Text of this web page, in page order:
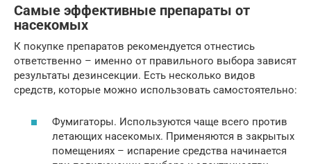
Самые эффективные препараты от
насекомых
К покупке препаратов рекомендуется отнестись
ответственно – именно от правильного выбора зависят
результаты дезинсекции. Есть несколько видов
средств, которые можно использовать самостоятельно:
Фумигаторы. Используются чаще всего против
летающих насекомых. Применяются в закрытых
помещениях – испарение средства начинается